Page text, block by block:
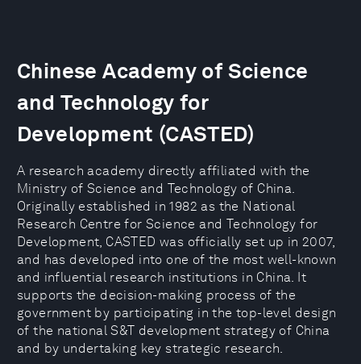
Chinese Academy of Science
and Technology for
Development (CASTED)
A research academy directly affiliated with the
Ministry of Science and Technology of China.
Originally established in 1982 as the National
Research Centre for Science and Technology for
Development, CASTED was officially set up in 2007,
and has developed into one of the most well-known
and influential research institutions in China. It
supports the decision-making process of the
government by participating in the top-level design
of the national S&T development strategy of China
and by undertaking key strategic research.